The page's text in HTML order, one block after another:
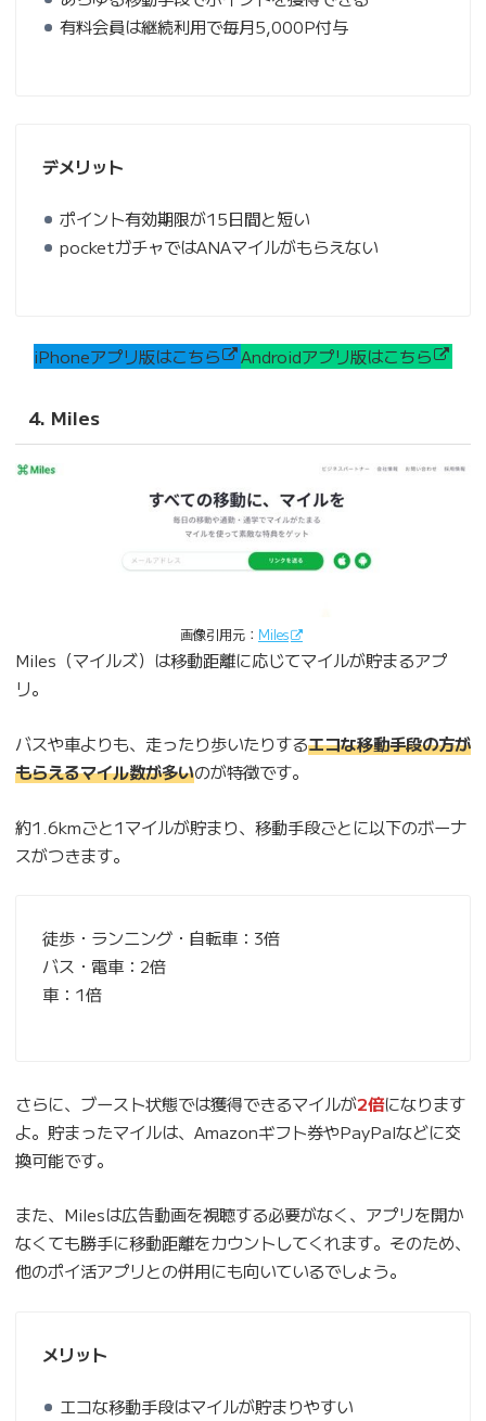
有料会員は継続利用で毎月5,000P付与
デメリット
ポイント有効期限が15日間と短い
pocketガチャではANAマイルがもらえない
iPhoneアプリ版はこちら Androidアプリ版はこちら
4. Miles
画像引用元： Miles
Miles（マイルズ）は移動距離に応じてマイルが貯まるアプ
リ。
バスや車よりも、走ったり歩いたりするエコな移動手段の方が
もらえるマイル数が多いのが特徴です。
約1.6kmごと1マイルが貯まり、移動手段ごとに以下のボーナ
スがつきます。
徒歩・ランニング・自転車：3倍
バス・電車：2倍
車：1倍
さらに、ブースト状態では獲得できるマイルが2倍になります
よ。貯まったマイルは、Amazonギフト券やPayPalなどに交
換可能です。
また、Milesは広告動画を視聴する必要がなく、アプリを開か
なくても勝手に移動距離をカウントしてくれます。そのため、
他のポイ活アプリとの併用にも向いているでしょう。
メリット
エコな移動手段はマイルが貯まりやすい